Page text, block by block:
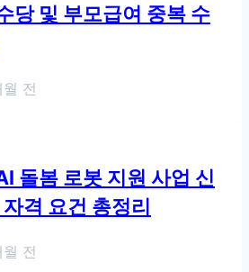
당 및 부모급여 중복 수
전
돌봄 로봇 지원 사업 신
격 요건 총정리
전